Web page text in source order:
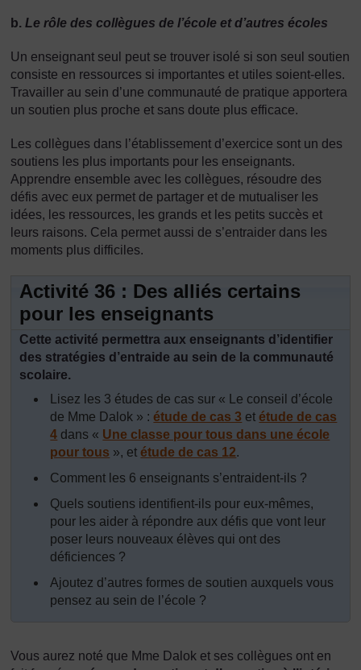
b. Le rôle des collègues de l’école et d’autres écoles
Un enseignant seul peut se trouver isolé si son seul soutien
consiste en ressources si importantes et utiles soient-elles.
Travailler au sein d’une communauté de pratique apportera
un soutien plus proche et sans doute plus efficace.
Les collègues dans l’établissement d’exercice sont un des
soutiens les plus importants pour les enseignants.
Apprendre ensemble avec les collègues, résoudre des
défis avec eux permet de partager et de mutualiser les
idées, les ressources, les grands et les petits succès et
leurs raisons. Cela permet aussi de s’entraider dans les
moments plus difficiles.
Activité 36 : Des alliés certains
pour les enseignants
Cette activité permettra aux enseignants d’identifier
des stratégies d’entraide au sein de la communauté
scolaire.
Lisez les 3 études de cas sur « Le conseil d’école
de Mme Dalok » :étude de cas 3 etétude de cas
4 dans « Une classe pour tous dans une école
pour tous », etétude de cas 12.
Comment les 6 enseignants s’entraident-ils ?
Quels soutiens identifient-ils pour eux-mêmes,
pour les aider à répondre aux défis que vont leur
poser leurs nouveaux élèves qui ont des
déficiences ?
Ajoutez d’autres formes de soutien auxquels vous
pensez au sein de l’école ?
Vous aurez noté que Mme Dalok et ses collègues ont en